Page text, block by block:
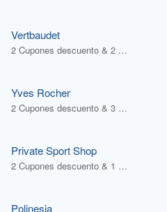
Vertbaudet
2 Cupones descuento & 2 Ofertas
Yves Rocher
2 Cupones descuento & 3 Ofertas
Private Sport Shop
2 Cupones descuento & 1 Oferta
Polinesia